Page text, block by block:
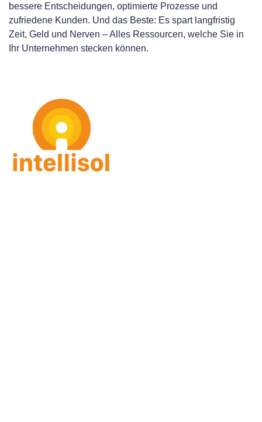
bessere Entscheidungen, optimierte Prozesse und
zufriedene Kunden. Und das Beste: Es spart langfristig
Zeit, Geld und Nerven – Alles Ressourcen, welche Sie in
Ihr Unternehmen stecken können.